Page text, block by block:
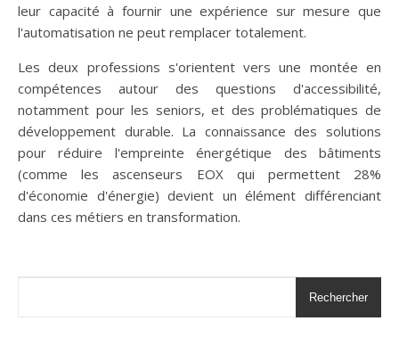
leur capacité à fournir une expérience sur mesure que
l'automatisation ne peut remplacer totalement.
Les deux professions s'orientent vers une montée en
compétences autour des questions d'accessibilité,
notamment pour les seniors, et des problématiques de
développement durable. La connaissance des solutions
pour réduire l'empreinte énergétique des bâtiments
(comme les ascenseurs EOX qui permettent 28%
d'économie d'énergie) devient un élément différenciant
dans ces métiers en transformation.
Rechercher